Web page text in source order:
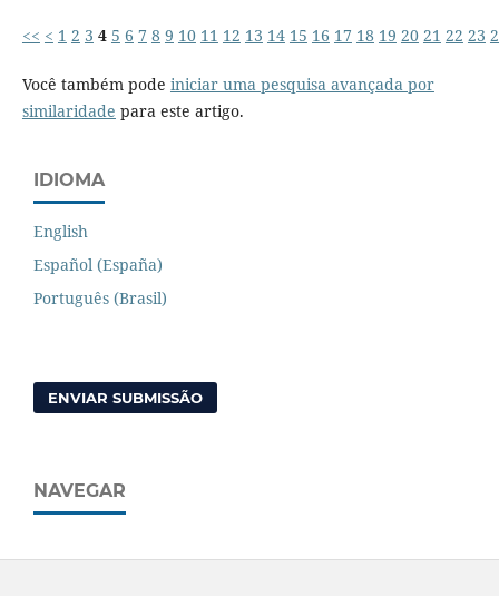
<< < 1 2 3 4 5 6 7 8 9 10 11 12 13 14 15 16 17 18 19 20 21 22 23
Você também pode iniciar uma pesquisa avançada por
similaridade para este artigo.
IDIOMA
English
Español (España)
Português (Brasil)
ENVIAR SUBMISSÃO
NAVEGAR